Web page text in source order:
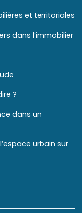
et territoriales
dans l’immobilier
?
dans un
urbain sur